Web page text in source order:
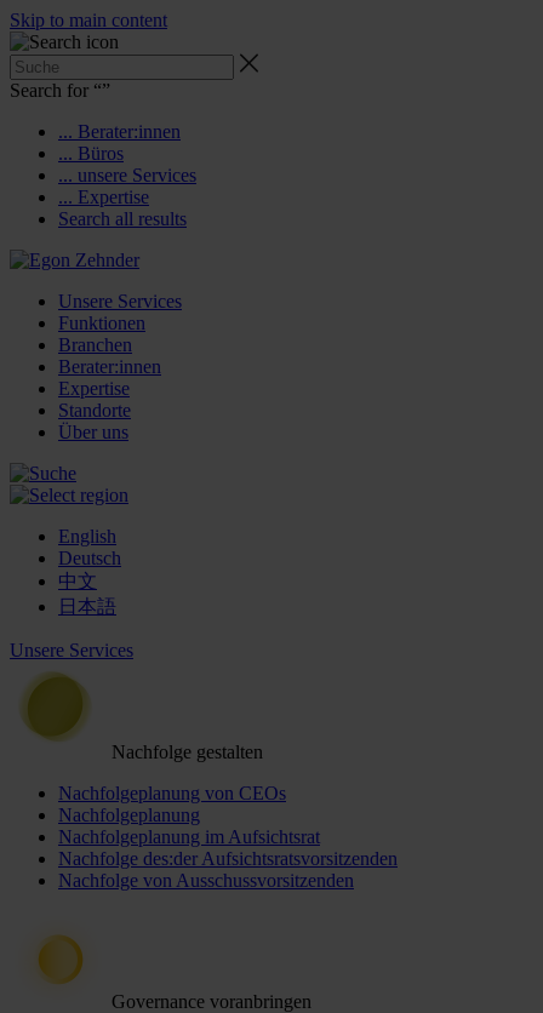
Skip to main content
Search for “”
... Berater:innen
... Büros
... unsere Services
... Expertise
Search all results
Unsere Services
Funktionen
Branchen
Berater:innen
Expertise
Standorte
Über uns
English
Deutsch
中文
日本語
Unsere Services
Nachfolge gestalten
Nachfolgeplanung von CEOs
Nachfolgeplanung
Nachfolgeplanung im Aufsichtsrat
Nachfolge des:der Aufsichtsratsvorsitzenden
Nachfolge von Ausschussvorsitzenden
Governance voranbringen